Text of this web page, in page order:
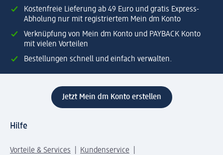
Kostenfreie Lieferung ab 49 Euro und gratis Express-
Abholung nur mit registriertem Mein dm Konto
Verknüpfung von Mein dm Konto und PAYBACK Konto
mit vielen Vorteilen
Bestellungen schnell und einfach verwalten.
Jetzt Mein dm Konto erstellen
Hilfe
Vorteile & Services
Kundenservice